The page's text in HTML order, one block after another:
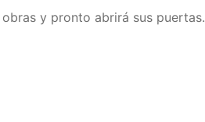
y pronto abrirá sus puertas.